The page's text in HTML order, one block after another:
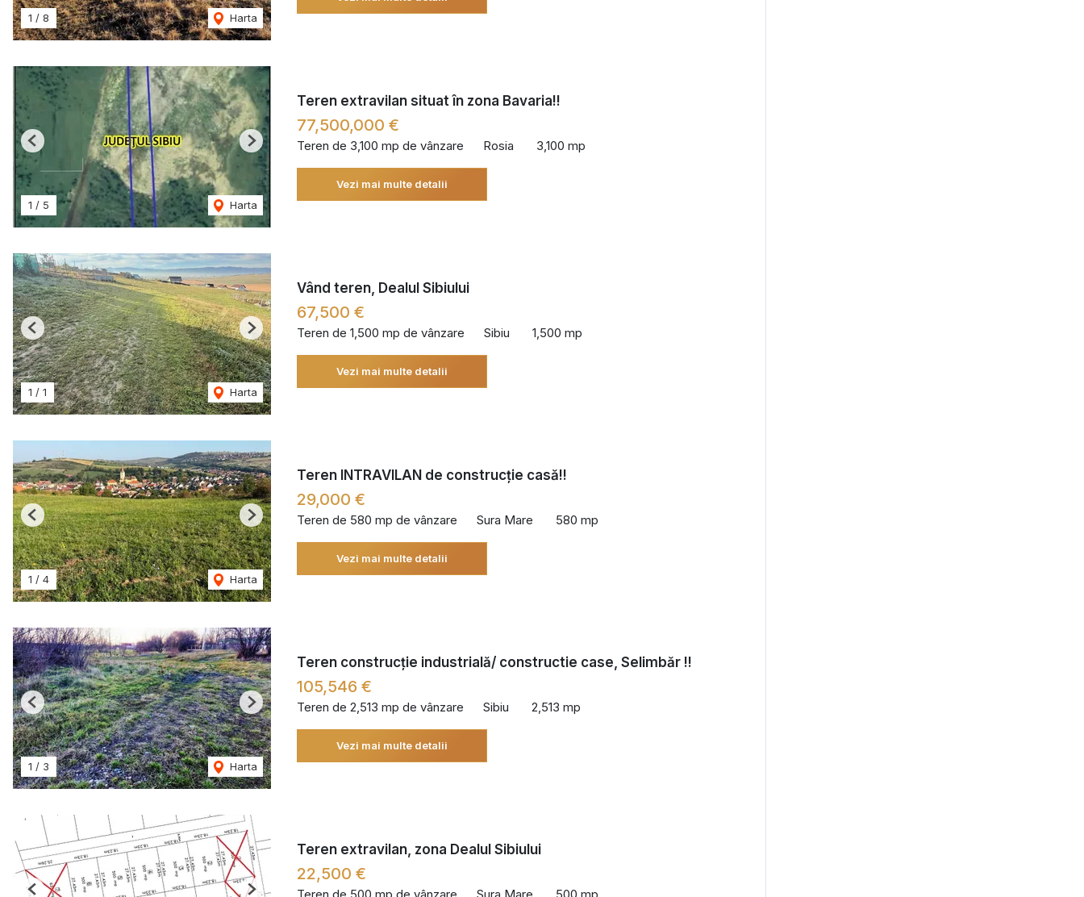
1 / 8 Harta
1 / 5 Harta
Previous Next
Teren extravilan situat în zona Bavaria!!
77,500,000 €
Teren de 3,100 mp de vânzare Rosia 3,100 mp
Vezi mai multe detalii
1 / 1 Harta
Previous Next
Vând teren, Dealul Sibiului
67,500 €
Teren de 1,500 mp de vânzare Sibiu 1,500 mp
Vezi mai multe detalii
1 / 4 Harta
Previous Next
Teren INTRAVILAN de construcție casă!!
29,000 €
Teren de 580 mp de vânzare Sura Mare 580 mp
Vezi mai multe detalii
1 / 3 Harta
Previous Next
Teren construcție industrială/ constructie case, Selimbăr !!
105,546 €
Teren de 2,513 mp de vânzare Sibiu 2,513 mp
Vezi mai multe detalii
Teren extravilan, zona Dealul Sibiului
22,500 €